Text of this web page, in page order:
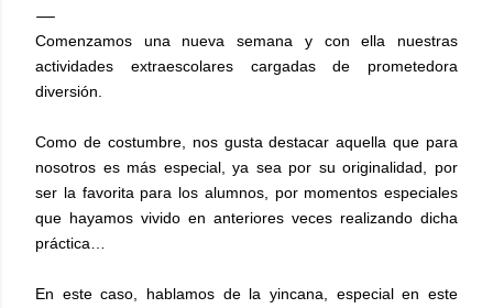
Comenzamos una nueva semana y con ella nuestras
actividades extraescolares cargadas de prometedora
diversión.
Como de costumbre, nos gusta destacar aquella que para
nosotros es más especial, ya sea por su originalidad, por
ser la favorita para los alumnos, por momentos especiales
que hayamos vivido en anteriores veces realizando dicha
práctica…
En este caso, hablamos de la yincana, especial en este